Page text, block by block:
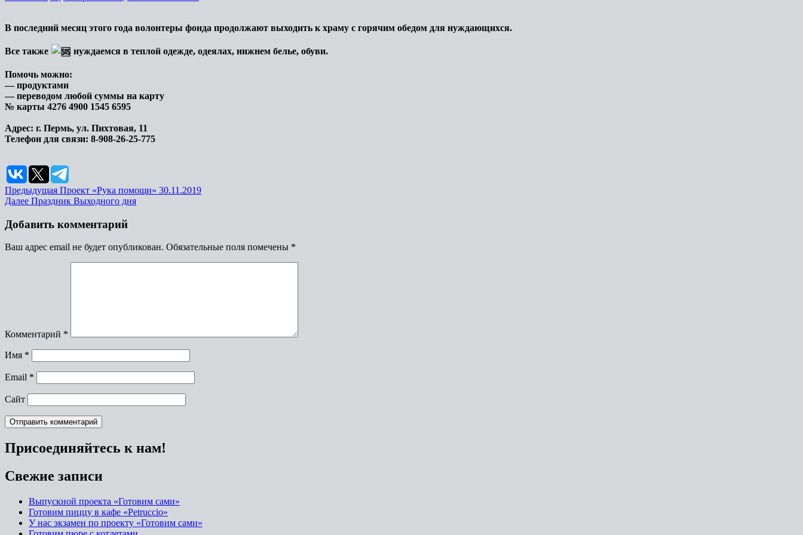
В последний месяц этого года волонтеры фонда продолжают выходить к храму с горячим обедом для нуждающихся.
Все также нуждаемся в теплой одежде, одеялах, нижнем белье, обуви.
Помочь можно:
— продуктами
— переводом любой суммы на карту
№ карты 4276 4900 1545 6595
Адрес: г. Пермь, ул. Пихтовая, 11
Телефон для связи: 8-908-26-25-775
Предыдущая Проект «Рука помощи» 30.11.2019
Далее Праздник Выходного дня
Добавить комментарий
Ваш адрес email не будет опубликован. Обязательные поля помечены *
Комментарий *
Имя *
Email *
Сайт
Присоединяйтесь к нам!
Свежие записи
Выпускной проекта «Готовим сами»
Готовим пиццу в кафе «Petruccio»
У нас экзамен по проекту «Готовим сами»